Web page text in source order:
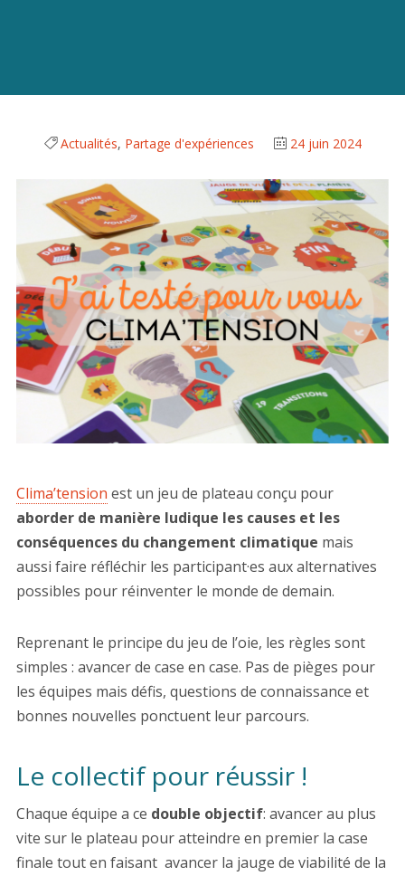
Actualités, Partage d'expériences 24 juin 2024
Clima’tension est un jeu de plateau conçu pour
aborder de manière ludique les causes et les
conséquences du changement climatique mais
aussi faire réfléchir les participant·es aux alternatives
possibles pour réinventer le monde de demain.
Reprenant le principe du jeu de l’oie, les règles sont
simples : avancer de case en case. Pas de pièges pour
les équipes mais défis, questions de connaissance et
bonnes nouvelles ponctuent leur parcours.
Le collectif pour réussir !
Chaque équipe a ce double objectif: avancer au plus
vite sur le plateau pour atteindre en premier la case
finale tout en faisant avancer la jauge de viabilité de la